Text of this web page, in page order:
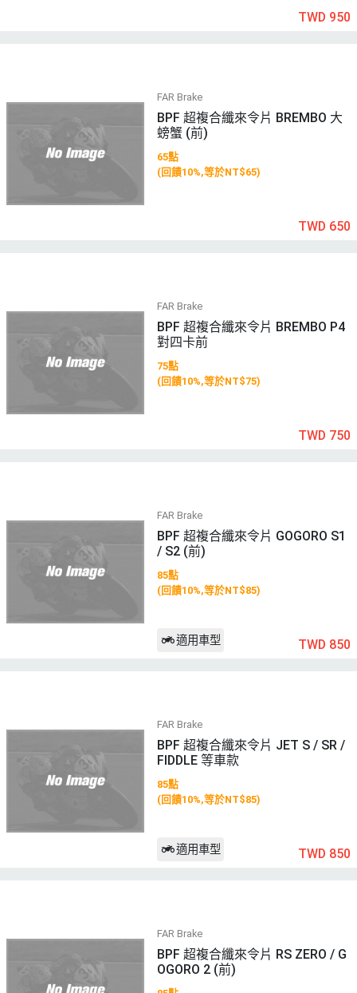
TWD 950
FAR Brake
BPF 超複合纖來令片 BREMBO 大
螃蟹 (前)
65點
(回饋10%,等於NT$65)
TWD 650
FAR Brake
BPF 超複合纖來令片 BREMBO P4
對四卡前
75點
(回饋10%,等於NT$75)
TWD 750
FAR Brake
BPF 超複合纖來令片 GOGORO S1
/ S2 (前)
85點
(回饋10%,等於NT$85)
適用車型 TWD 850
FAR Brake
BPF 超複合纖來令片 JET S / SR /
FIDDLE 等車款
85點
(回饋10%,等於NT$85)
適用車型 TWD 850
FAR Brake
BPF 超複合纖來令片 RS ZERO / G
OGORO 2 (前)